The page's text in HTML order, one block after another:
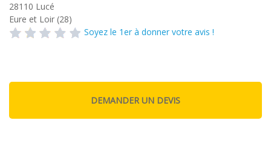
28110 Lucé
Eure et Loir (28)
Soyez le 1er à donner votre avis !